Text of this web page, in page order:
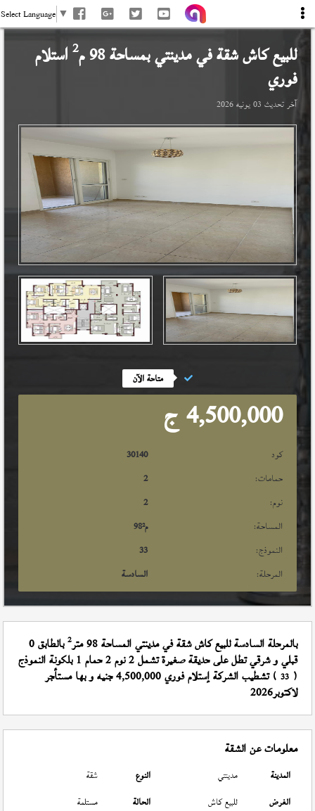
Select Language ▼
للبيع كاش شقة فيمدينتيبمساحة 98 م 2 استلام
فوري
آخر تحديث 03 يونيه 2026
متاحة الآن
4,500,000 ج
كود
30140
حمامات:
2
نوم:
2
المساحة:
98م²
النموذج:
33
المرحلة:
السادسة
بالمرحلة السادسة للبيع كاش شقة في مدينتي المساحة 98 متر 2 بالطابق 0
قبلي و شرقي تطل على حديقة صغيرة تشمل 2 نوم 2 حمام 1 بلكونة النموذج
(
33 ) تشطيب الشركة إستلام فوري 4,500,000 جنيه و بها مستأجر
لاكتوبر2026
معلومات عن الشقة
المدينة مدينتي النوع
شقة
الغرض
للبيع كاش الحالة
مستلمة